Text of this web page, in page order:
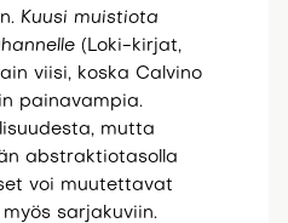
Kuusi muistiota
(Loki-kirjat,
viisi, koska Calvino
painavampia.
mutta
abstraktiotasolla
voi muutettavat
sarjakuviin.